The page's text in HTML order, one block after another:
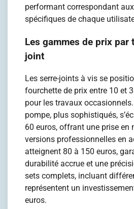
performant correspondant
spécifiques de chaque
Les gammes de prix par
joint
Les serre-joints à vis se
fourchette de prix entre 10 et
pour les travaux
pompe, plus sophistiqués,
60 euros, offrant une prise en
versions professionnelles en
atteignent 80 à 150 euros,
durabilité accrue et une
sets complets, incluant
représentent un
euros.